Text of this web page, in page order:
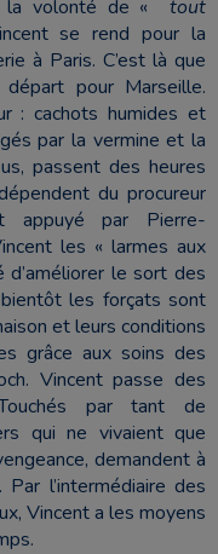
la volonté de «
tout
se rend pour la
à Paris. C’est là que
pour Marseille.
: cachots humides et
par la vermine et la
passent des heures
du procureur
appuyé par Pierre-
les « larmes aux
le sort des
les forçats sont
et leurs conditions
grâce aux soins des
Vincent passe des
par tant de
qui ne vivaient que
demandent à
l’intermédiaire des
Vincent a les moyens